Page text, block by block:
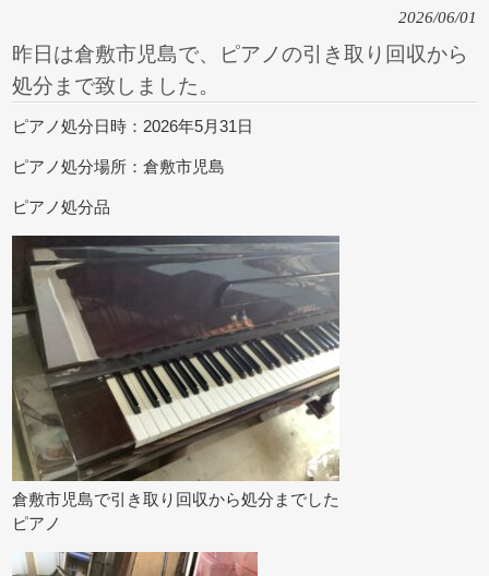
2026/06/01
昨日は倉敷市児島で、ピアノの引き取り回収から
処分まで致しました。
ピアノ処分日時：2026年5月31日
ピアノ処分場所：倉敷市児島
ピアノ処分品
倉敷市児島で引き取り回収から処分までした
ピアノ